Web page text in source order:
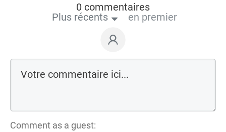
0 commentaires
Plus récents
en premier
Comment as a guest: